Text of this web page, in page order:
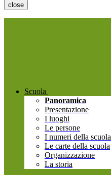
close
Scuola
Panoramica
Presentazione
I luoghi
Le persone
I numeri della scuola
Le carte della scuola
Organizzazione
La storia